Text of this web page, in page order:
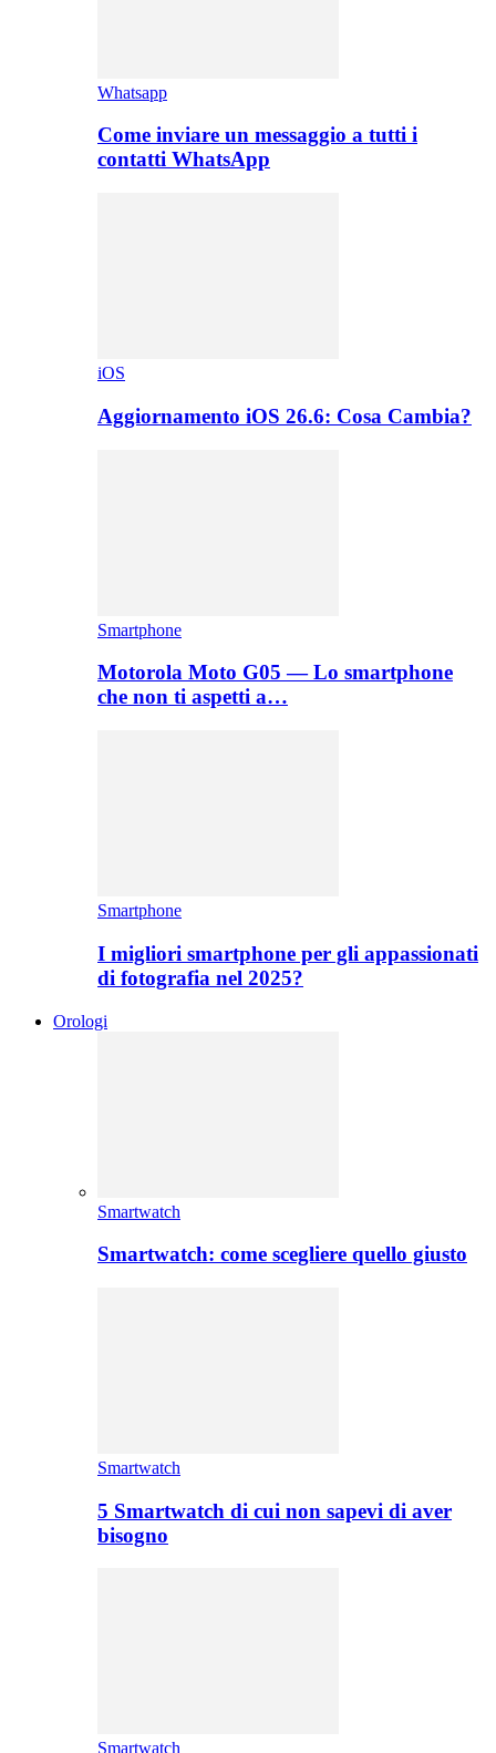
Whatsapp
Come inviare un messaggio a tutti i
contatti WhatsApp
iOS
Aggiornamento iOS 26.6: Cosa Cambia?
Smartphone
Motorola Moto G05 — Lo smartphone
che non ti aspetti a…
Smartphone
I migliori smartphone per gli appassionati
di fotografia nel 2025?
Orologi
Smartwatch
Smartwatch: come scegliere quello giusto
Smartwatch
5 Smartwatch di cui non sapevi di aver
bisogno
Smartwatch